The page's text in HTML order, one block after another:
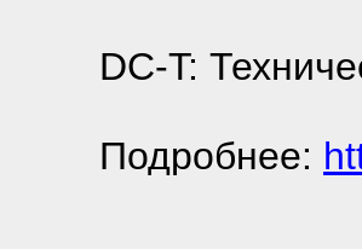
DC-T:
Подробнее: